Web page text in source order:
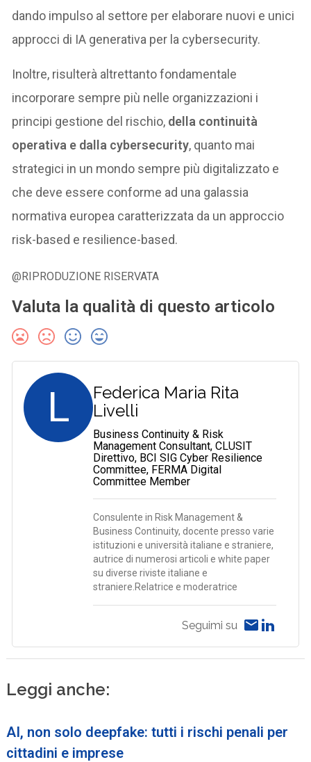
dando impulso al settore per elaborare nuovi e unici
approcci di IA generativa per la cybersecurity.
Inoltre, risulterà altrettanto fondamentale
incorporare sempre più nelle organizzazioni i
principi gestione del rischio, della continuità
operativa e dalla cybersecurity, quanto mai
strategici in un mondo sempre più digitalizzato e
che deve essere conforme ad una galassia
normativa europea caratterizzata da un approccio
risk-based e resilience-based.
@RIPRODUZIONE RISERVATA
Valuta la qualità di questo articolo
L
Federica Maria Rita
Livelli
Business Continuity & Risk
Management Consultant, CLUSIT
Direttivo, BCI SIG Cyber Resilience
Committee, FERMA Digital
Committee Member
Consulente in Risk Management &
Business Continuity, docente presso varie
istituzioni e università italiane e straniere,
autrice di numerosi articoli e white paper
su diverse riviste italiane e
straniere.Relatrice e moderatrice
Seguimi su
Leggi anche:
AI, non solo deepfake: tutti i rischi penali per
cittadini e imprese